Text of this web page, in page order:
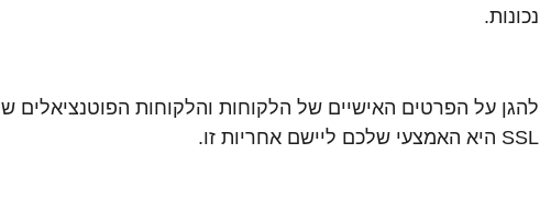
נכונות.
להגן על הפרטים האישיים של הלקוחות והלקוחות
SSL היא האמצעי שלכם ליישם אחריות זו.